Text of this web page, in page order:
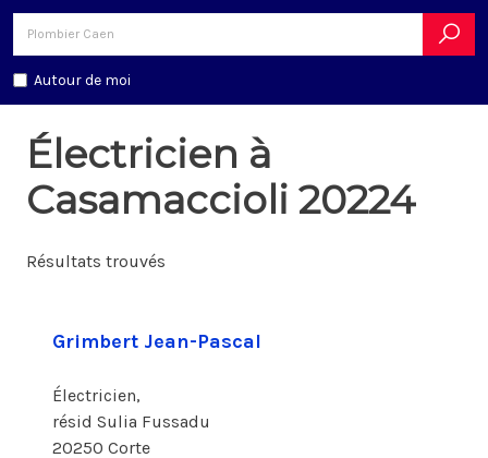
Autour de moi
Électricien à
Casamaccioli 20224
Résultats trouvés
Grimbert Jean-Pascal
Électricien,
résid Sulia Fussadu
20250 Corte